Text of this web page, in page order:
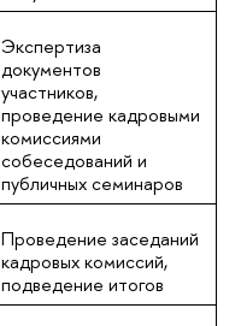
Экспертиза
документов
участников,
проведение кадровыми
комиссиями
собеседований и
публичных семинаров
Проведение заседаний
кадровых комиссий,
подведение итогов